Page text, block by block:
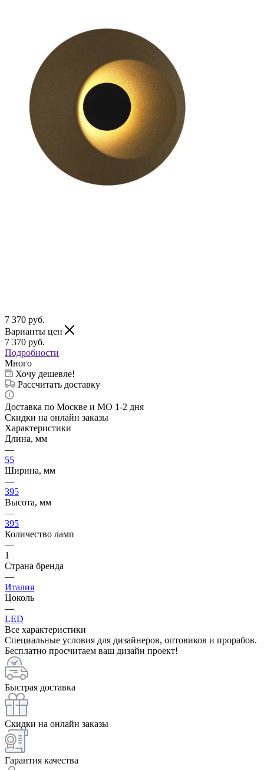
7 370 руб.
Варианты цен
7 370 руб.
Подробности
Много
Хочу дешевле!
Рассчитать доставку
Доставка по Москве и МО 1-2 дня
Скидки на онлайн заказы
Характеристики
Длина, мм
—
55
Ширина, мм
—
395
Высота, мм
—
395
Количество ламп
—
1
Страна бренда
—
Италия
Цоколь
—
LED
Все характеристики
Специальные условия для дизайнеров, оптовиков и прорабов.
Бесплатно просчитаем ваш дизайн проект!
Быстрая доставка
Скидки на онлайн заказы
Гарантия качества